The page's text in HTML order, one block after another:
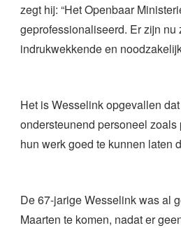
zegt hij: “Het Openbaar
geprofessionaliseerd. Er zijn nu
indrukwekkende en
Het is Wesselink opgevallen
ondersteunend personeel
hun werk goed te kunnen laten
De 67-jarige Wesselink was al
Maarten te komen, nadat er